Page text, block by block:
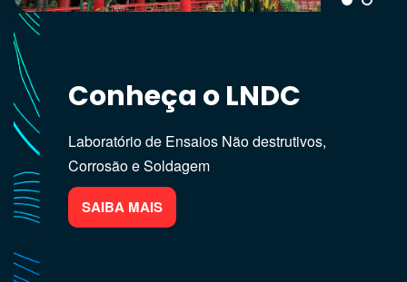
Conheça o LNDC
Laboratório de Ensaios Não destrutivos,
Corrosão e Soldagem
SAIBA MAIS
Linhas de Pesquisa
do LNDC
End, Corrosão e Revestimentos Anti-corrosivo
SAIBA MAIS